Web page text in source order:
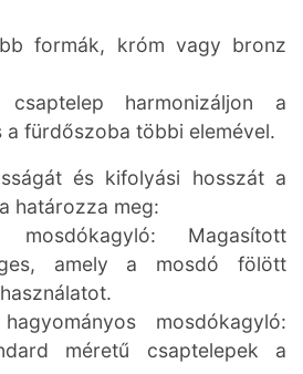
formák, króm vagy bronz
harmonizáljon a
fürdőszoba többi elemével.
és kifolyási hosszát a
határozza meg:
Magasított
amely a mosdó fölött
mosdókagyló:
méretű csaptelepek a